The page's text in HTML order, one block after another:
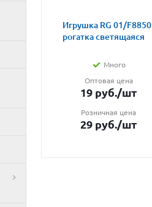
Игрушка RG 01/F8850
рогатка светящаяся
Много
Оптовая цена
19 руб./шт
Розничная цена
29 руб./шт